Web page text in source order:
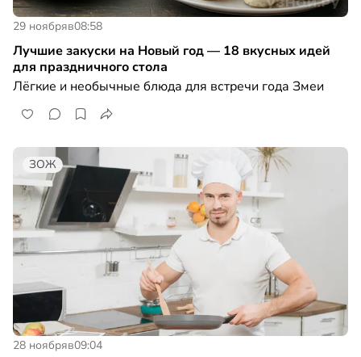
29 ноябряв08:58
Лучшие закуски на Новый год — 18 вкусных идей
для праздничного стола
Лёгкие и необычные блюда для встречи года Змеи
ЗОЖ
28 ноябряв09:04